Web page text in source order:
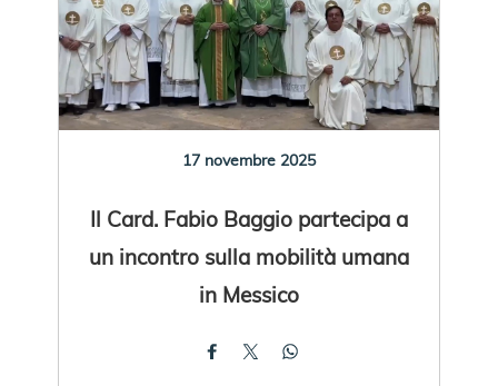
17 novembre 2025
Il Card. Fabio Baggio partecipa a
un incontro sulla mobilità umana
in Messico